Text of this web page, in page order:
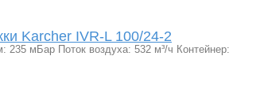
Karcher IVR-L 100/24-2
мБар Поток воздуха: 532 м³/ч Контейнер: